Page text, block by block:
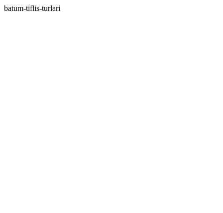
batum-tiflis-turlari